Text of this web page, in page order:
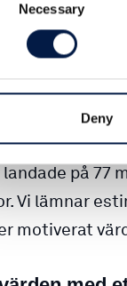
Necessary
Deny
uppgick
på 77
Vi lämnar
motiverat